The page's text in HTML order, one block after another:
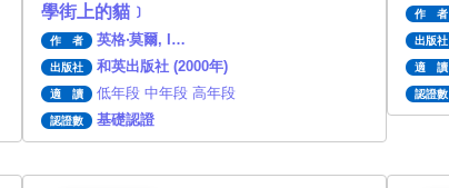
學街上的貓﹞
作 者 英格‧莫爾, I…
出版社 和英出版社 (2000年)
適 讀 低年段 中年段 高年段
認證數 基礎認證
作 者
出版社
適 讀
認證數